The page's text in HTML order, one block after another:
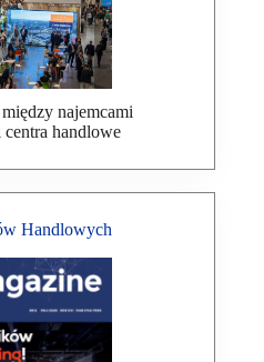
najemcami
handlowe
Handlowych